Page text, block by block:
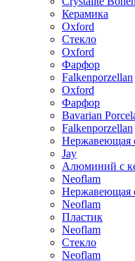
Керамика
Oxford
Стекло
Oxford
Фарфор
Falkenporzellan
Oxford
Фарфор
Bavarian
Falkenporzellan
Нержавеющая
Jay
Алюминий с
Neoflam
Нержавеющая
Neoflam
Пластик
Neoflam
Стекло
Neoflam